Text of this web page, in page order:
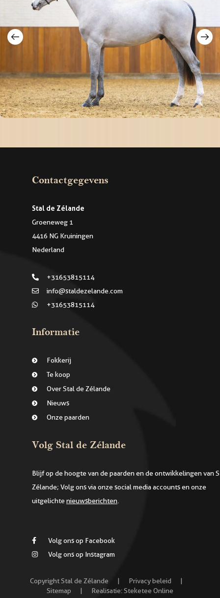
Contactgegevens
Stal de Zélande
Groeneweg 1
4416 NG Kruiningen
Nederland
+31653815114
info@staldezelande.com
+31653815114
Informatie
Fokkerij
Te koop
Over Stal de Zélande
Nieuws
Onze paarden
Volg Stal de Zélande
Blijf op de hoogte van de paarden en de ontwikkelingen van
Zélande; Volg ons via onze social media accounts en onze
uitgelichtenieuwsberichten
Volg ons op Facebook
Volg ons op Instagram
Copyright Stal de Zélande | Privacy beleid
|
Sitemap
| Realisatie:Steketee Online